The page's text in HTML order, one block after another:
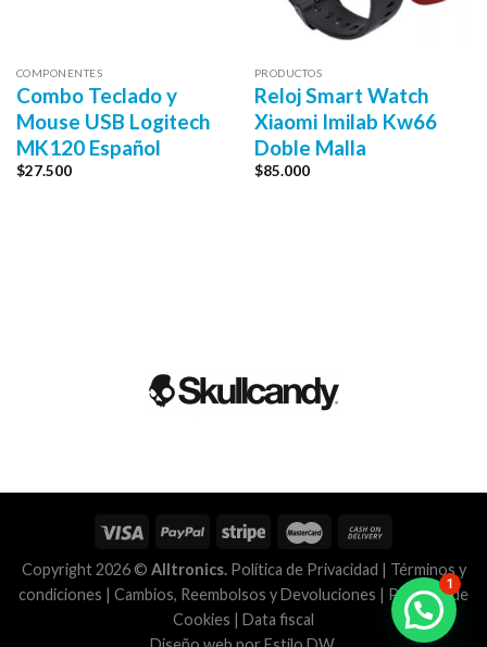
COMPONENTES
Combo Teclado y
Mouse USB Logitech
MK120 Español
$27.500
PRODUCTOS
Reloj Smart Watch
Xiaomi Imilab Kw66
Doble Malla
$85.000
Copyright 2026 © Alltronics. Política de Privacidad | Términos y
condiciones | Cambios, Reembolsos y Devoluciones | Políticas de
Cookies | Data fiscal
1